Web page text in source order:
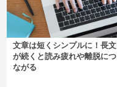
文章は短くシンプルに！長文
が続くと読み疲れや離脱につ
ながる